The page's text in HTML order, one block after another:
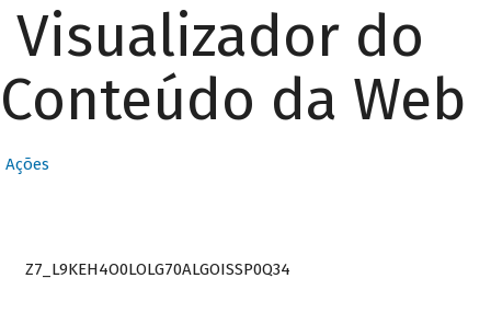
Visualizador do
Conteúdo da Web
Ações
Z7_L9KEH4O0LOLG70ALGOISSP0Q34